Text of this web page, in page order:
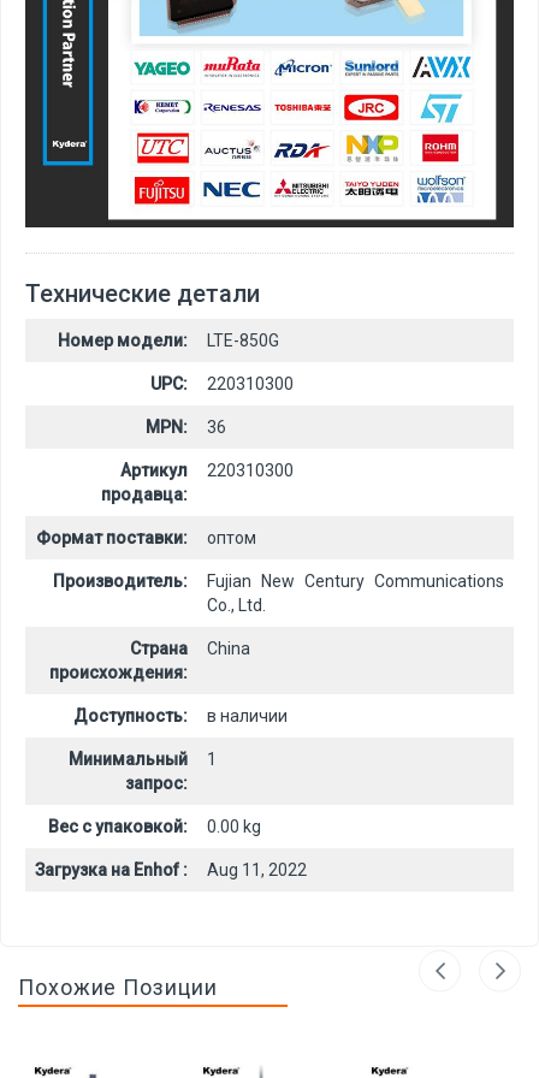
Технические детали
Номер модели: LTE-850G
UPC: 220310300
MPN: 36
Артикул
продавца:
220310300
Формат поставки: оптом
Производитель:
Fujian New Century Communications
Co., Ltd.
Страна
происхождения:
China
Доступность: в наличии
Минимальный
запрос:
1
Вес с упаковкой: 0.00 kg
Загрузка на Enhof : Aug 11, 2022
Похожие Позиции